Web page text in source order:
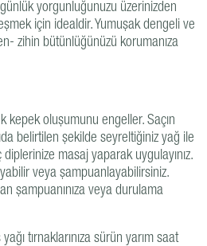
yorgunluğunuzu üzerinizden
için idealdir. Yumuşak dengeli ve
zihin bütünlüğünüzü korumanıza
kepek oluşumunu engeller. Saçın
belirtilen şekilde seyreltiğiniz yağ ile
masaj yaparak uygulayınız.
veya şampuanlayabilirsiniz.
şampuanınıza veya durulama
tırnaklarınıza sürün yarım saat